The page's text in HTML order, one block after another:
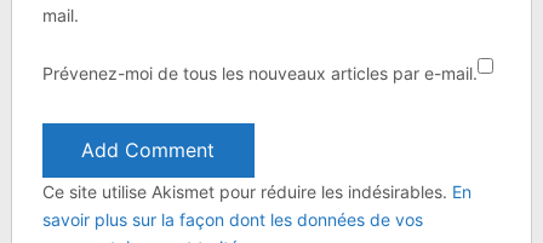
mail.
Prévenez-moi de tous les nouveaux articles par e-mail.
Ce site utilise Akismet pour réduire les indésirables. En
savoir plus sur la façon dont les données de vos